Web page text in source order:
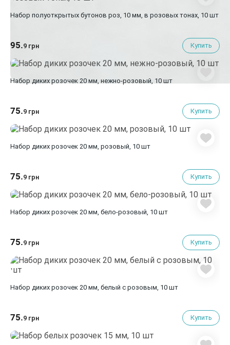
Набор полуоткрытых бутонов роз, 10 мм, в розовых тонах, 10 шт
95.9 грн Купить
Набор диких розочек 20 мм, нежно-розовый, 10 шт
75.9 грн Купить
Набор диких розочек 20 мм, розовый, 10 шт
75.9 грн Купить
Набор диких розочек 20 мм, бело-розовый, 10 шт
75.9 грн Купить
Набор диких розочек 20 мм, белый с розовым, 10 шт
75.9 грн Купить